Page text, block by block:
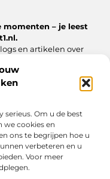
serieus. Om u de best
we cookies en
ons te begrijpen hoe u
verbeteren en u
Voor meer
– je leest
en artikelen over